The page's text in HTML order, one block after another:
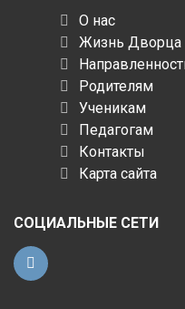
О нас
Жизнь Дворца
Родителям
Ученикам
Педагогам
Контакты
Карта сайта
СОЦИАЛЬНЫЕ СЕТИ